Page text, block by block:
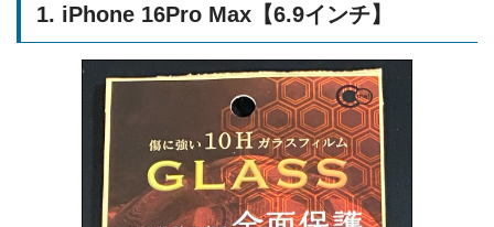
1. iPhone 16Pro Max【6.9インチ】